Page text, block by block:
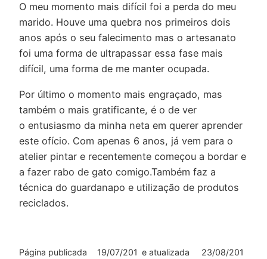
O meu momento mais difícil foi a perda do meu
marido. Houve uma quebra nos primeiros dois
anos após o seu falecimento mas o artesanato
foi uma forma de ultrapassar essa fase mais
difícil, uma forma de me manter ocupada.
Por último o momento mais engraçado, mas
também o mais gratificante, é o de ver
o entusiasmo da minha neta em querer aprender
este ofício. Com apenas 6 anos, já vem para o
atelier pintar e recentemente começou a bordar e
a fazer rabo de gato comigo.Também faz a
técnica do guardanapo e utilização de produtos
reciclados.
Página publicada
19/07/201 e atualizada
23/08/201